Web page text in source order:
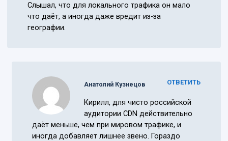
Слышал, что для локального трафика он мало
что даёт, а иногда даже вредит из-за
географии.
ОТВЕТИТЬ
Анатолий Кузнецов
Кирилл, для чисто российской
аудитории CDN действительно
даёт меньше, чем при мировом трафике, и
иногда добавляет лишнее звено. Гораздо